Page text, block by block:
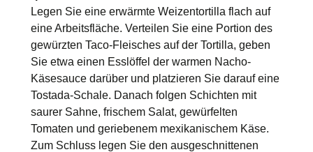
Legen Sie eine erwärmte Weizentortilla flach auf
eine Arbeitsfläche. Verteilen Sie eine Portion des
gewürzten Taco-Fleisches auf der Tortilla, geben
Sie etwa einen Esslöffel der warmen Nacho-
Käsesauce darüber und platzieren Sie darauf eine
Tostada-Schale. Danach folgen Schichten mit
saurer Sahne, frischem Salat, gewürfelten
Tomaten und geriebenem mexikanischem Käse.
Zum Schluss legen Sie den ausgeschnittenen